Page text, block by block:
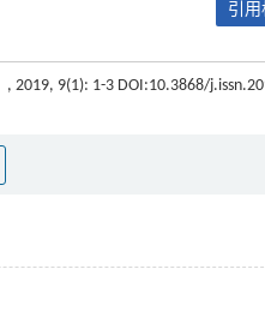
引用
, 2019, 9(1): 1-3 DOI:10.3868/